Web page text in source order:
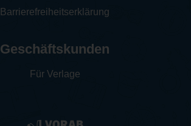
Barrierefreiheitserklärung
Geschäftskunden
Für Verlage